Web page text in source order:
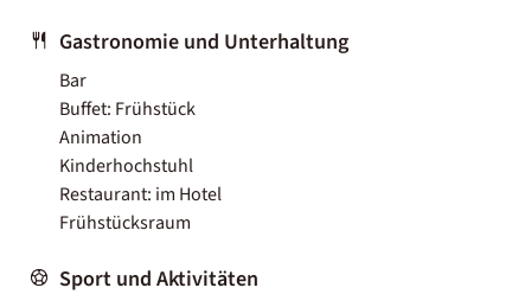
Gastronomie und Unterhaltung
Bar
Buffet: Frühstück
Animation
Kinderhochstuhl
Restaurant: im Hotel
Frühstücksraum
Sport und Aktivitäten